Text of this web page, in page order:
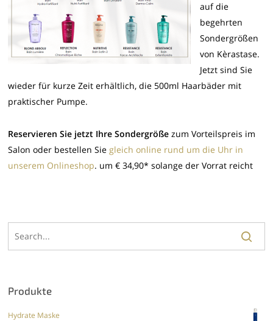
auf die
begehrten
Sondergrößen
von Kèrastase.
Jetzt sind Sie
wieder für kurze Zeit erhältlich, die 500ml Haarbäder mit
praktischer Pumpe.
Reservieren Sie jetzt Ihre Sondergröße zum Vorteilspreis im
Salon oder bestellen Sie gleich online rund um die Uhr in
unserem Onlineshop. um € 34,90* solange der Vorrat reicht
Produkte
Hydrate Maske